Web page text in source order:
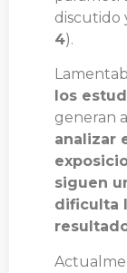
discutido
4).
los
generan
analizar
siguen
dificulta